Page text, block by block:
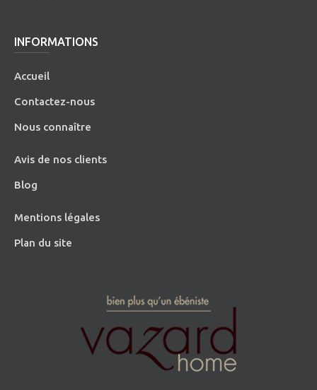
INFORMATIONS
Accueil
Contactez-nous
Nous connaître
Avis de nos clients
Blog
Mentions légales
Plan du site